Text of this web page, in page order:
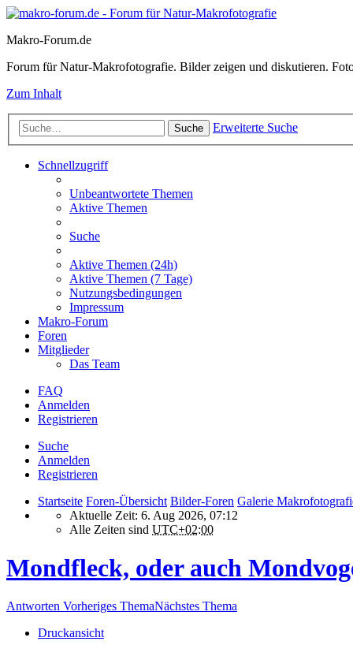
Makro-Forum.de
Forum für Natur-Makrofotografie. Bilder zeigen und diskutieren.
Zum Inhalt
Suche Erweiterte Suche
Schnellzugriff
Unbeantwortete Themen
Aktive Themen
Suche
Aktive Themen (24h)
Aktive Themen (7 Tage)
Nutzungsbedingungen
Impressum
Makro-Forum
Foren
Mitglieder
Das Team
FAQ
Anmelden
Registrieren
Suche
Anmelden
Registrieren
Startseite Foren-Übersicht Bilder-Foren Galerie
Aktuelle Zeit: 6. Aug 2026, 07:12
Alle Zeiten sind UTC+02:00
Mondfleck, oder auch
Antworten Vorheriges ThemaNächstes Thema
Druckansicht